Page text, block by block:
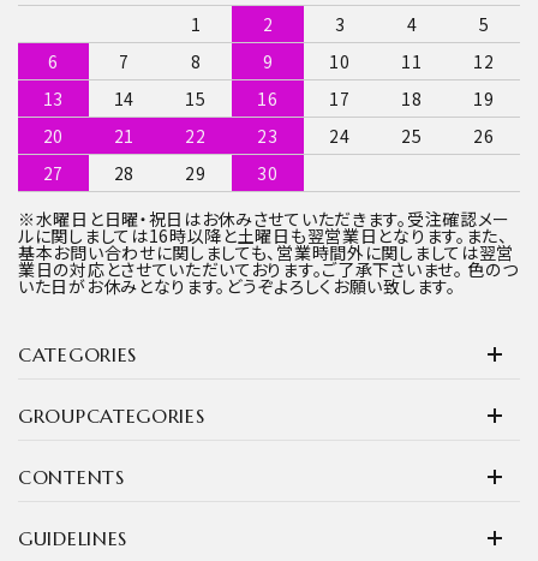
CATEGORIES
GROUPCATEGORIES
CONTENTS
1
2 3 4
5
6
7 8 9 10 11
12
13
14 15 16 17 18
19
20
21 22 23 24 25
26
27
28 29
30
※水曜日と日曜・祝日はお休みさせていただきます。受注確認メー
ルに関しましては16時以降と土曜日も翌営業日となります。また、
基本お問い合わせに関しましても、営業時間外に関しましては翌営
業日の対応とさせていただいております。ご了承下さいませ。 色のつ
いた日がお休みとなります。どうぞよろしくお願い致します。
GUIDELINES